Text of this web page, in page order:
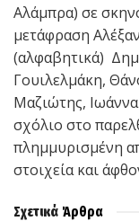
Αλάμπρα) σε
μετάφραση
(αλφαβητικά)
Γουιλελμάκη,
Μαζιώτης,
σχόλιο στο
πλημμυρισμένη
στοιχεία και
Σχετικά Άρθρα